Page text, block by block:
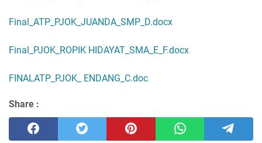
Final_ATP_PJOK_JUANDA_SMP_D.docx
Final_PJOK_ROPIK HIDAYAT_SMA_E_F.docx
FINALATP_PJOK_ ENDANG_C.doc
Share :